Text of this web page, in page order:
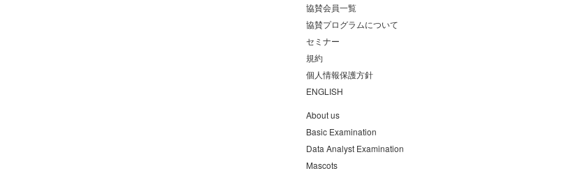
協賛会員一覧
協賛プログラムについて
セミナー
規約
個人情報保護方針
ENGLISH
About us
Basic Examination
Data Analyst Examination
Mascots